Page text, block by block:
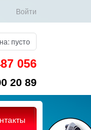
Войти
пусто
056
20 89